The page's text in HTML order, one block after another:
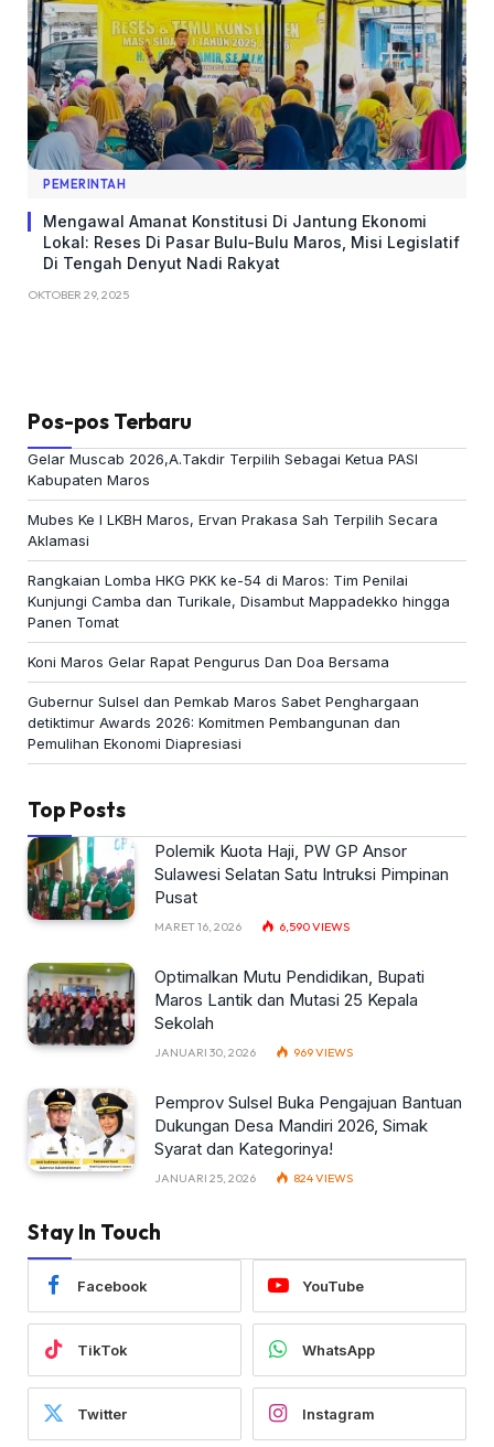
PEMERINTAH
Mengawal Amanat Konstitusi Di Jantung Ekonomi
Lokal: Reses Di Pasar Bulu-Bulu Maros, Misi Legislatif
Di Tengah Denyut Nadi Rakyat
OKTOBER 29, 2025
Pos-pos Terbaru
Gelar Muscab 2026,A.Takdir Terpilih Sebagai Ketua PASI
Kabupaten Maros
Mubes Ke I LKBH Maros, Ervan Prakasa Sah Terpilih Secara
Aklamasi
Rangkaian Lomba HKG PKK ke-54 di Maros: Tim Penilai
Kunjungi Camba dan Turikale, Disambut Mappadekko hingga
Panen Tomat
Koni Maros Gelar Rapat Pengurus Dan Doa Bersama
Gubernur Sulsel dan Pemkab Maros Sabet Penghargaan
detiktimur Awards 2026: Komitmen Pembangunan dan
Pemulihan Ekonomi Diapresiasi
Top Posts
Polemik Kuota Haji, PW GP Ansor
Sulawesi Selatan Satu Intruksi Pimpinan
Pusat
MARET 16, 2026 6,590VIEWS
Optimalkan Mutu Pendidikan, Bupati
Maros Lantik dan Mutasi 25 Kepala
Sekolah
JANUARI 30, 2026 969VIEWS
Pemprov Sulsel Buka Pengajuan Bantuan
Dukungan Desa Mandiri 2026, Simak
Syarat dan Kategorinya!
JANUARI 25, 2026 824VIEWS
Stay In Touch
Facebook YouTube
TikTok WhatsApp
Twitter Instagram